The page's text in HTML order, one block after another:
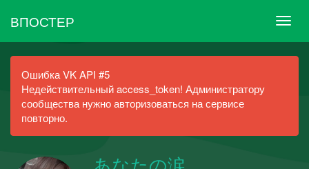
ВПОСТЕР
Ошибка VK API #5
Недействительный access_token! Администратору
сообщества нужно авторизоваться на сервисе
повторно.